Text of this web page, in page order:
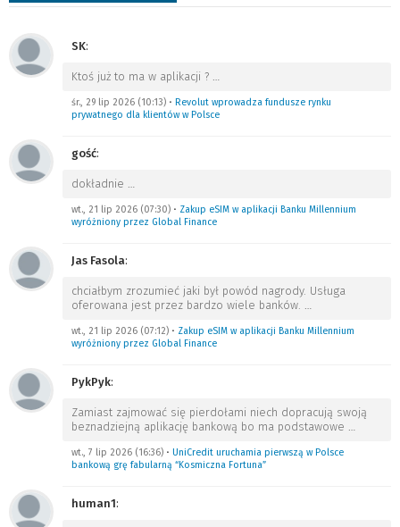
SK:
Ktoś już to ma w aplikacji ? …
śr., 29 lip 2026 (10:13) • Revolut wprowadza fundusze rynku
prywatnego dla klientów w Polsce
gość:
dokładnie …
wt., 21 lip 2026 (07:30) • Zakup eSIM w aplikacji Banku Millennium
wyróżniony przez Global Finance
Jas Fasola:
chciałbym zrozumieć jaki był powód nagrody. Usługa
oferowana jest przez bardzo wiele banków. …
wt., 21 lip 2026 (07:12) • Zakup eSIM w aplikacji Banku Millennium
wyróżniony przez Global Finance
PykPyk:
Zamiast zajmować się pierdołami niech dopracują swoją
beznadziejną aplikację bankową bo ma podstawowe …
wt., 7 lip 2026 (16:36) • UniCredit uruchamia pierwszą w Polsce
bankową grę fabularną “Kosmiczna Fortuna”
human1: